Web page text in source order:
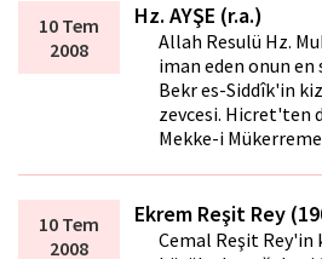
10 Tem
2008
Hz. AYŞE (r.a.)
Allah Resulü Hz.
iman eden onun en
Bekr es-Siddîk'in
zevcesi. Hicret'ten
Mekke-i
10 Tem
2008
Ekrem Reşit Rey
Cemal Reşit Rey'in